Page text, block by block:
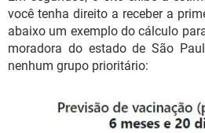
você tenha direito a receber a
abaixo um exemplo do cálculo
moradora do estado de São
nenhum grupo prioritário: